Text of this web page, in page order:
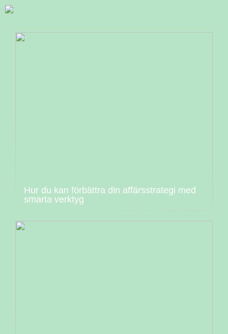
Hur du kan förbättra din affärsstrategi med
smarta verktyg